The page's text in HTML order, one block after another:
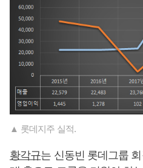
▲ 롯데지주 실적.
황각규는 신동빈 롯데그룹